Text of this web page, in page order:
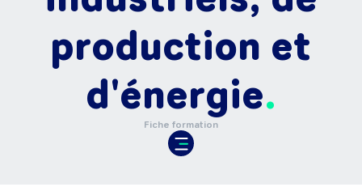
production et
d'énergie
Fiche formation